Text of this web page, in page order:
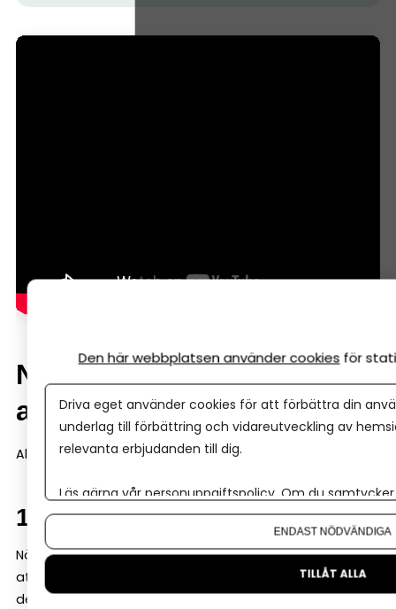
När brukar Almi-lån vara
aktuella?
Almi-finansiering dyker ofta upp i tre situationer.
1. Tidig fas
När ett företag fortfarande är ungt kan banken tycka
att underlaget är begränsat. Då kan Almi gå in med en
del av finansieringen – ofta genom ett s k mikrolån.
Den här webbplatsen använder cookies för
Driva eget använder cookies för att förbättra din
underlag till förbättring och vidareutveckling av
relevanta erbjudanden till dig.
Läs gärna vår personuppgiftspolicy. Om du
Om du vill ändra ditt val i efterhand hittar du den
ENDAST NÖDVÄNDIGA
TILLÅT ALLA